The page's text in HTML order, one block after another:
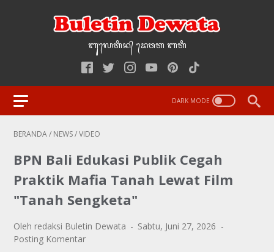
ᬩᬸ᭢ᬮᬢᬶᬦ᭄‌ ᭢ᬤᬯᬢ‌‌‌ ᬩᬢᬶ
BERANDA/ NEWS/VIDEO
BPN Bali Edukasi Publik Cegah
Praktik Mafia Tanah Lewat Film
"Tanah Sengketa"
Oleh redaksi Buletin Dewata
Sabtu, Juni 27, 2026
Posting Komentar